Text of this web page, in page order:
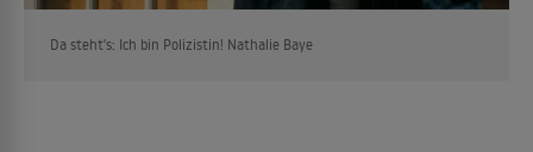
Da steht's: Ich bin Polizistin! Nathalie Baye